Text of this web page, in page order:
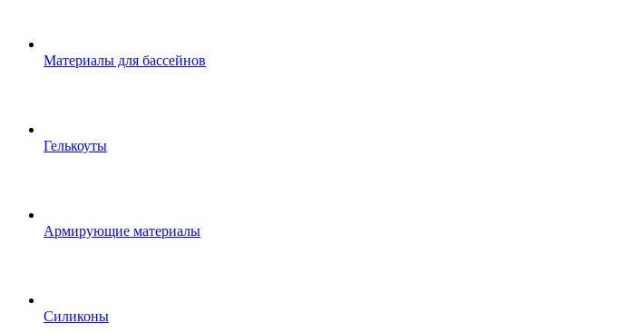
Материалы для бассейнов
Гелькоуты
Армирующие материалы
Силиконы